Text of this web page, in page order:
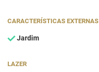
CARACTERÍSTICAS EXTERNAS
Jardim
LAZER